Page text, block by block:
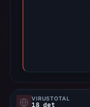
VIRUSTOTAL
18 det